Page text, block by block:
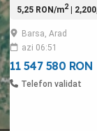
instituționali sau
programelor de
Suprafață totală: 220
teren: * 140 Ha ...
5,25 RON/m2|
Barsa, Arad
azi 06:51
11 547 580 RON
Telefon validat